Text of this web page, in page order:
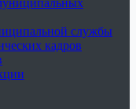
службы
кадров